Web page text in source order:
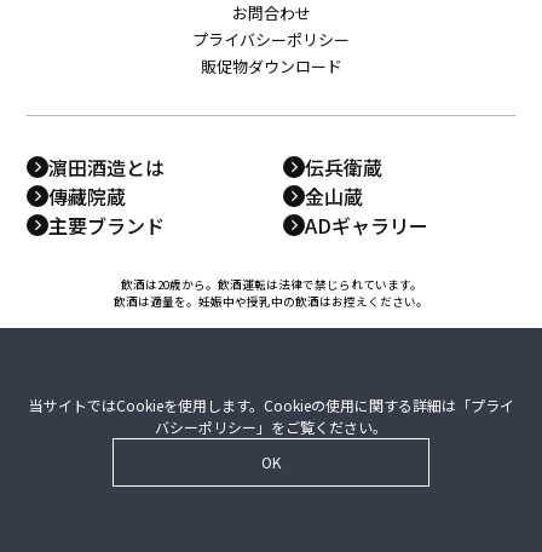
お問合わせ
プライバシーポリシー
販促物ダウンロード
濵田酒造とは
伝兵衛蔵
傳藏院蔵
金山蔵
主要ブランド
ADギャラリー
飲酒は20歳から。飲酒運転は法律で禁じられています。
飲酒は適量を。妊娠中や授乳中の飲酒はお控えください。
当サイトではCookieを使用します。Cookieの使用に関する詳細は「プライ
バシーポリシー 」をご覧ください。
OK